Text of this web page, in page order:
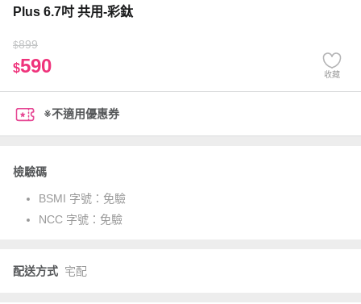
Plus 6.7吋 共用-彩鈦
$899
$590 收藏
※不適用優惠券
檢驗碼
BSMI 字號： 免驗
NCC 字號： 免驗
配送方式 宅配